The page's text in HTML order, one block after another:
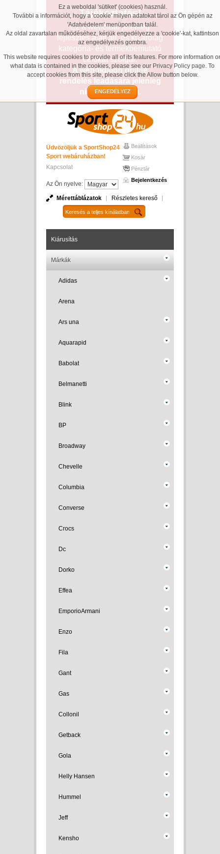
Ez a weboldal 'sütiket' (cookies) használ.
További a információt, hogy a 'cookie' milyen adatokat tárol az Ön gépén az
'Adatvédelem' menüpontban talál.
Az oldal zavartalan működéséhez, kérjük engedélyezze a 'cookie'-kat, kattintson
az engedélyezés gombra.
This website requires cookies to provide all of its features. For more information
what data is contained in the cookies, please see our Privacy Policy page. To
accept cookies from this site, please click the Allow button below.
ENGEDÉLYEZ
Tájékoztatás!
Ez a weboldal jelenleg
fejlesztés alatt áll, és kizárólag
kategória- és termékbemutató
célokat szolgál.
A weboldalon online
rendelés leadására jelenleg
nincs lehetőség.
Üdvözöljük a SportShop24
Sport webáruházban!
Kapcsolat
Az Ön nyelve:
Beállítások
Kosár
Pénztár
Bejelentkezés
Mérettáblázatok Részletes kereső
Kiárusítás
Márkák
Adidas
Arena
Ars una
Aquarapid
Babolat
Belmanetti
Blink
BP
Broadway
Chevelle
Columbia
Converse
Crocs
Dc
Dorko
Effea
EmporioArmani
Enzo
Fila
Gant
Gas
Collonil
Getback
Gola
Helly Hansen
Hummel
Jeff
Kensho